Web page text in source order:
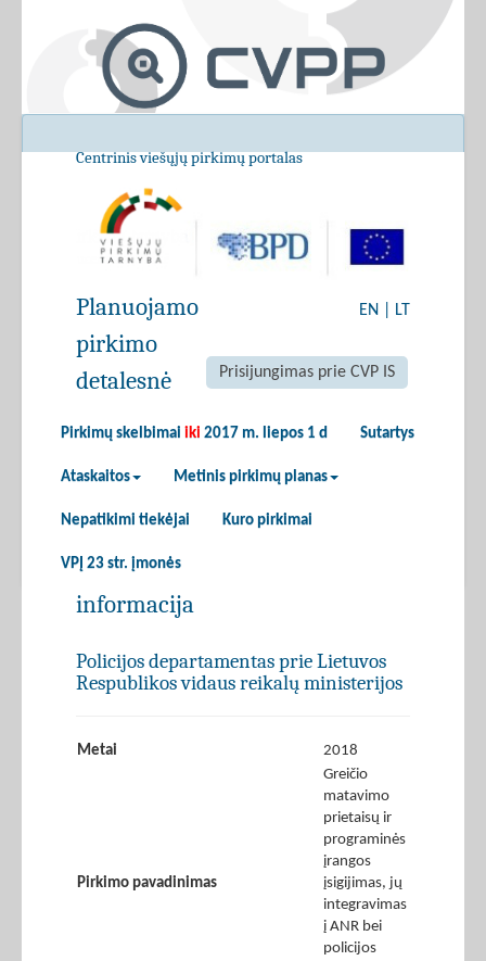
Centrinis viešųjų pirkimų portalas
EN LT
Prisijungimas prie CVP IS
Pirkimų skelbimai iki 2017 m. liepos 1 d Sutartys
Ataskaitos Metinis pirkimų planas
Nepatikimi tiekėjai Kuro pirkimai
VPĮ 23 str. įmonės
Planuojamo
pirkimo
detalesnė
informacija
Policijos departamentas prie Lietuvos
Respublikos vidaus reikalų ministerijos
Metai 2018
Pirkimo pavadinimas
Greičio
matavimo
prietaisų ir
programinės
įrangos
įsigijimas, jų
integravimas
į ANR bei
policijos